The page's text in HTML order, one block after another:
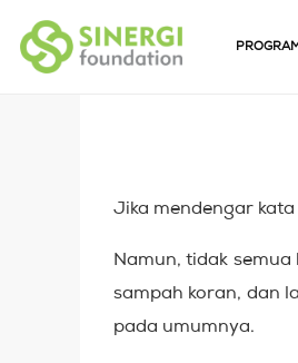
PROGRAM
Jika mendengar
Namun, tidak
sampah koran, dan
pada umumnya.